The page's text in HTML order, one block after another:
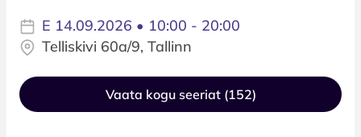
E 14.09.2026 • 10:00 - 20:00
Telliskivi 60a/9, Tallinn
Vaata kogu seeriat (152)